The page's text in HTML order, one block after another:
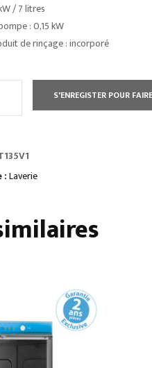
/ 7 litres
: 0,15 kW
de rinçage : incorporé
S'ENREGISTER POUR
:Laverie